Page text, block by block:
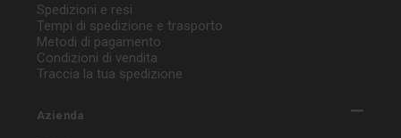
Spedizioni e resi
Tempi di spedizione e trasporto
Metodi di pagamento
Condizioni di vendita
Traccia la tua spedizione
Azienda